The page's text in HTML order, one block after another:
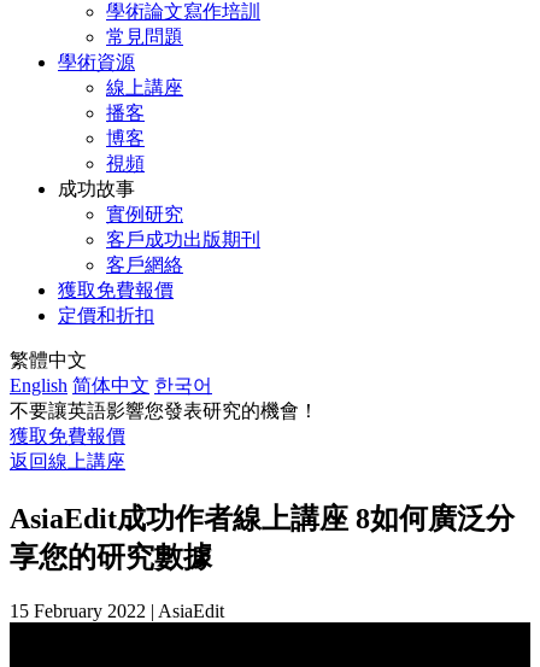
學術論文寫作培訓
常見問題
學術資源
線上講座
播客
博客
視頻
成功故事
實例研究
客戶成功出版期刊
客戶網絡
獲取免費報價
定價和折扣
繁體中文
English 简体中文 한국어
不要讓英語影響您發表研究的機會！
獲取免費報價
返回線上講座
AsiaEdit成功作者線上講座 8如何廣泛分
享您的研究數據
15 February 2022 | AsiaEdit